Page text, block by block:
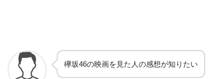
欅坂46の映画を見た人の感想が知りたい